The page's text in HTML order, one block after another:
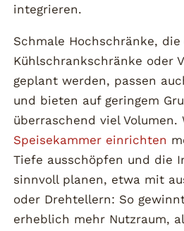
integrieren.
Schmale Hochschränke,
Kühlschrankschränke oder
geplant werden, passen
und bieten auf geringem
überraschend viel Volumen.
Speisekammer einrichten
Tiefe ausschöpfen und die
sinnvoll planen, etwa mit
oder Drehtellern: So
erheblich mehr Nutzraum,